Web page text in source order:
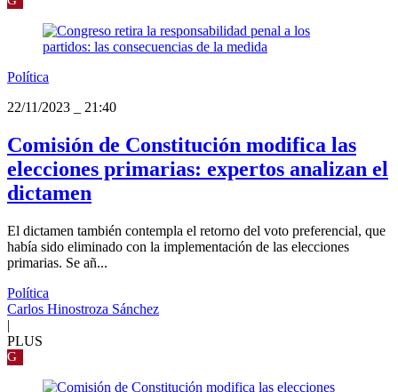
Política
22/11/2023
21:40
Comisión de Constitución modifica las
elecciones primarias: expertos analizan el
dictamen
El dictamen también contempla el retorno del voto preferencial, que
había sido eliminado con la implementación de las elecciones
primarias. Se añ...
Política
Carlos Hinostroza Sánchez
|
PLUS
G